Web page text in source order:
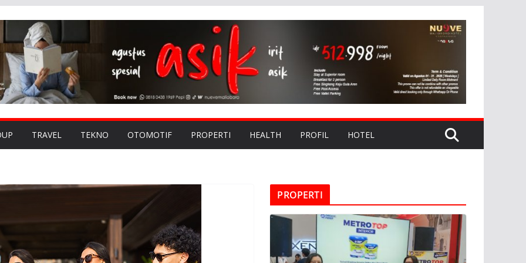
TRAVEL TEKNO OTOMOTIF PROPERTI HEALTH PROFIL HOTEL
PROPERTI